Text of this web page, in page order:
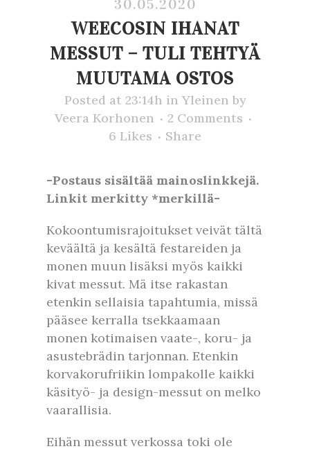
30.05.2020
WEECOSIN IHANAT
MESSUT – TULI TEHTYÄ
MUUTAMA OSTOS
Posted at 23:14h in Yleinen by
Veera Korhonen
2 Comments
6 Likes Share
-Postaus sisältää mainoslinkkejä.
Linkit merkitty *merkillä-
Kokoontumisrajoitukset veivät tältä
keväältä ja kesältä festareiden ja
monen muun lisäksi myös kaikki
kivat messut. Mä itse rakastan
etenkin sellaisia tapahtumia, missä
pääsee kerralla tsekkaamaan
monen kotimaisen vaate-, koru- ja
asustebrädin tarjonnan. Etenkin
korvakorufriikin lompakolle kaikki
käsityö- ja design-messut on melko
vaarallisia.
Eihän messut verkossa toki ole